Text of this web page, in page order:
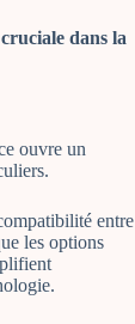
dans la
ouvre un
entre
les options